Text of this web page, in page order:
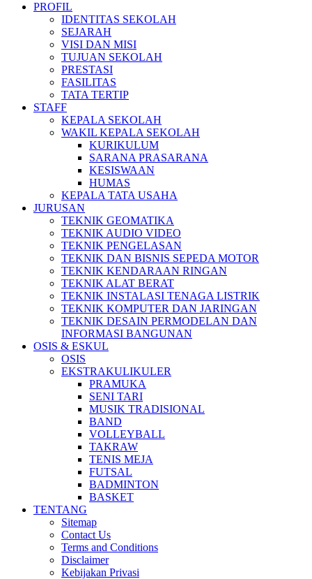
PROFIL
IDENTITAS SEKOLAH
SEJARAH
VISI DAN MISI
TUJUAN SEKOLAH
PRESTASI
FASILITAS
TATA TERTIP
STAFF
KEPALA SEKOLAH
WAKIL KEPALA SEKOLAH
KURIKULUM
SARANA PRASARANA
KESISWAAN
HUMAS
KEPALA TATA USAHA
JURUSAN
TEKNIK GEOMATIKA
TEKNIK AUDIO VIDEO
TEKNIK PENGELASAN
TEKNIK DAN BISNIS SEPEDA MOTOR
TEKNIK KENDARAAN RINGAN
TEKNIK ALAT BERAT
TEKNIK INSTALASI TENAGA LISTRIK
TEKNIK KOMPUTER DAN JARINGAN
TEKNIK DESAIN PERMODELAN DAN
INFORMASI BANGUNAN
OSIS & ESKUL
OSIS
EKSTRAKULIKULER
PRAMUKA
SENI TARI
MUSIK TRADISIONAL
BAND
VOLLEYBALL
TAKRAW
TENIS MEJA
FUTSAL
BADMINTON
BASKET
TENTANG
Sitemap
Contact Us
Terms and Conditions
Disclaimer
Kebijakan Privasi